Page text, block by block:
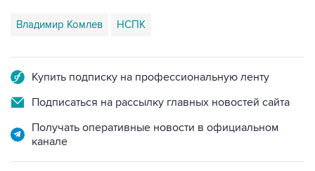
Владимир Комлев НСПК
Купить подписку на профессиональную ленту
Подписаться на рассылку главных новостей сайта
Получать оперативные новости в официальном
канале